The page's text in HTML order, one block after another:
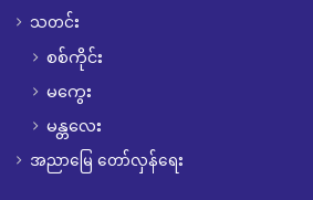
သတင်း
စစ်ကိုင်း
မကွေး
မန္တလေး
အညာမြေ တော်လှန်ရေး